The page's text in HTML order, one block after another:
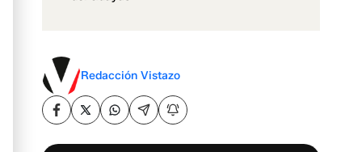
Redacción Vistazo